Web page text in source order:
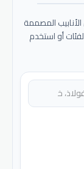
المصممة
أو استخدم